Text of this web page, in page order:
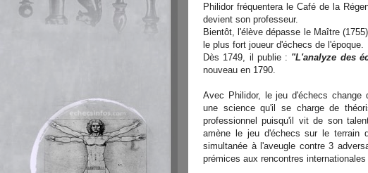
Philidor fréquentera le Café de la
devient son professeur.
Bientôt, l'élève dépasse le Maître
le plus fort joueur d'échecs de l'époque.
Dès 1749, il publie : "L'analyze des
nouveau en 1790.
Avec Philidor, le jeu d'échecs
une science qu'il se charge de
professionnel puisqu'il vit de son
amène le jeu d'échecs sur le terrain
simultanée à l'aveugle contre 3
prémices aux rencontres